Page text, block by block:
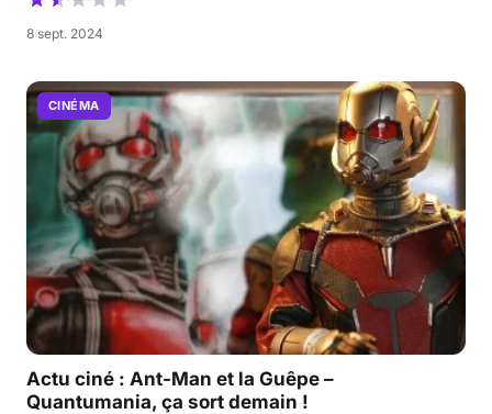
8 sept. 2024
CINÉMA
Actu ciné : Ant-Man et la Guêpe –
Quantumania, ça sort demain !